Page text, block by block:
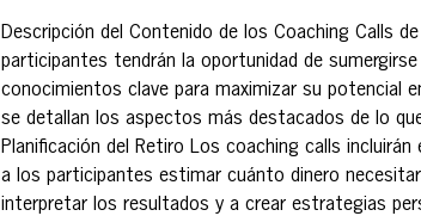
Descripción del Contenido de los Coaching Calls
participantes tendrán la oportunidad de
conocimientos clave para maximizar su potencial
se detallan los aspectos más destacados de lo
Planificación del Retiro Los coaching calls
a los participantes estimar cuánto dinero
interpretar los resultados y a crear estrategias